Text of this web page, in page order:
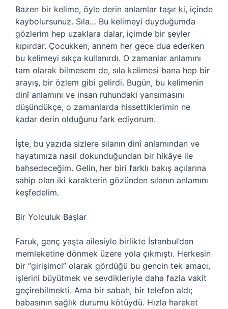
Bazen bir kelime, öyle derin anlamlar taşır ki, içinde
kaybolursunuz. Sıla… Bu kelimeyi duyduğumda
gözlerim hep uzaklara dalar, içimde bir şeyler
kıpırdar. Çocukken, annem her gece dua ederken
bu kelimeyi sıkça kullanırdı. O zamanlar anlamını
tam olarak bilmesem de, sıla kelimesi bana hep bir
arayış, bir özlem gibi gelirdi. Bugün, bu kelimenin
dinî anlamını ve insan ruhundaki yansımasını
düşündükçe, o zamanlarda hissettiklerimin ne
kadar derin olduğunu fark ediyorum.
İşte, bu yazıda sizlere sılanın dinî anlamından ve
hayatımıza nasıl dokunduğundan bir hikâye ile
bahsedeceğim. Gelin, her biri farklı bakış açılarına
sahip olan iki karakterin gözünden sılanın anlamını
keşfedelim.
Bir Yolculuk Başlar
Faruk, genç yaşta ailesiyle birlikte İstanbul’dan
memleketine dönmek üzere yola çıkmıştı. Herkesin
bir “girişimci” olarak gördüğü bu gencin tek amacı,
işlerini büyütmek ve sevdikleriyle daha fazla vakit
geçirebilmekti. Ama bir sabah, bir telefon aldı;
babasının sağlık durumu kötüydü. Hızla hareket